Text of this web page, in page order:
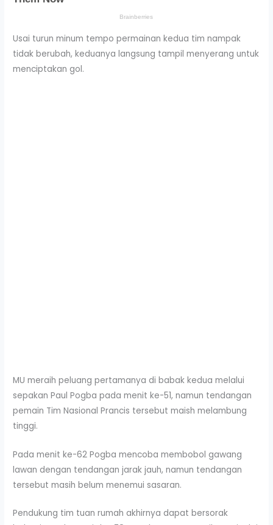
Usai turun minum tempo permainan kedua tim nampak
tidak berubah, keduanya langsung tampil menyerang untuk
menciptakan gol.
MU meraih peluang pertamanya di babak kedua melalui
sepakan Paul Pogba pada menit ke-51, namun tendangan
pemain Tim Nasional Prancis tersebut maish melambung
tinggi.
Pada menit ke-62 Pogba mencoba membobol gawang
lawan dengan tendangan jarak jauh, namun tendangan
tersebut masih belum menemui sasaran.
Pendukung tim tuan rumah akhirnya dapat bersorak